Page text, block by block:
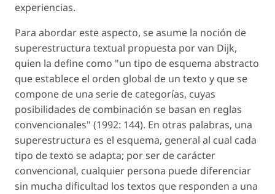
experiencias.
Para abordar este aspecto, se asume la noción de
superestructura textual propuesta por van Dijk,
quien la define como "un tipo de esquema abstracto
que establece el orden global de un texto y que se
compone de una serie de categorías, cuyas
posibilidades de combinación se basan en reglas
convencionales" (1992: 144). En otras palabras, una
superestructura es el esquema, general al cual cada
tipo de texto se adapta; por ser de carácter
convencional, cualquier persona puede diferenciar
sin mucha dificultad los textos que responden a una